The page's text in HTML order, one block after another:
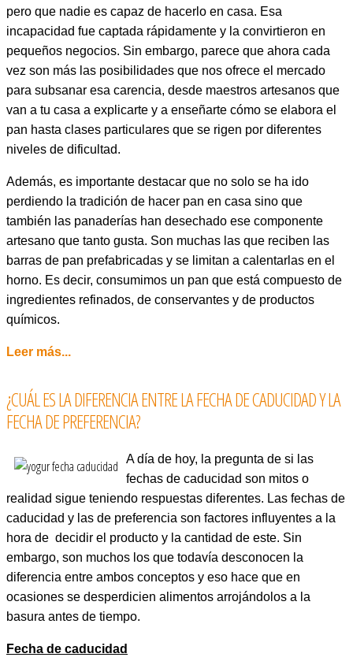
pero que nadie es capaz de hacerlo en casa. Esa
incapacidad fue captada rápidamente y la convirtieron en
pequeños negocios. Sin embargo, parece que ahora cada
vez son más las posibilidades que nos ofrece el mercado
para subsanar esa carencia, desde maestros artesanos que
van a tu casa a explicarte y a enseñarte cómo se elabora el
pan hasta clases particulares que se rigen por diferentes
niveles de dificultad.
Además, es importante destacar que no solo se ha ido
perdiendo la tradición de hacer pan en casa sino que
también las panaderías han desechado ese componente
artesano que tanto gusta. Son muchas las que reciben las
barras de pan prefabricadas y se limitan a calentarlas en el
horno. Es decir, consumimos un pan que está compuesto de
ingredientes refinados, de conservantes y de productos
químicos.
Leer más...
¿CUÁL ES LA DIFERENCIA ENTRE LA FECHA DE CADUCIDAD Y LA
FECHA DE PREFERENCIA?
A día de hoy, la pregunta de si las
fechas de caducidad son mitos o
realidad sigue teniendo respuestas diferentes. Las fechas de
caducidad y las de preferencia son factores influyentes a la
hora de decidir el producto y la cantidad de este. Sin
embargo, son muchos los que todavía desconocen la
diferencia entre ambos conceptos y eso hace que en
ocasiones se desperdicien alimentos arrojándolos a la
basura antes de tiempo.
Fecha de caducidad